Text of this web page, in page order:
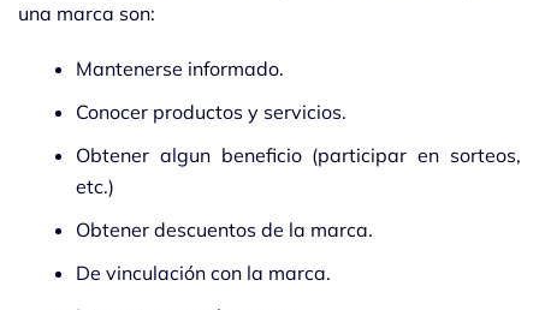
una marca son:
Mantenerse informado.
Conocer productos y servicios.
Obtener algun beneficio (participar en sorteos,
etc.)
Obtener descuentos de la marca.
De vinculación con la marca.